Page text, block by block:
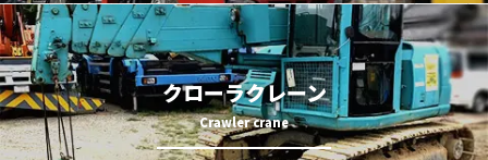
クローラクレーン